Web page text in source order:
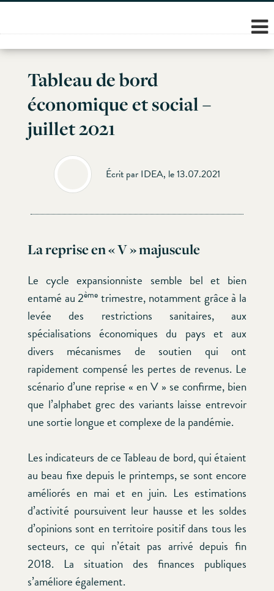
Skip
content
Tableau de bord
économique et social –
juillet 2021
Écrit par IDEA, le 13.07.2021
La reprise en « V » majuscule
Le cycle expansionniste semble bel et bien
entamé au 2ème trimestre, notamment grâce à la
levée des restrictions sanitaires, aux
spécialisations économiques du pays et aux
divers mécanismes de soutien qui ont
rapidement compensé les pertes de revenus. Le
scénario d’une reprise « en V » se confirme, bien
que l’alphabet grec des variants laisse entrevoir
une sortie longue et complexe de la pandémie.
Les indicateurs de ce Tableau de bord, qui étaient
au beau fixe depuis le printemps, se sont encore
améliorés en mai et en juin. Les estimations
d’activité poursuivent leur hausse et les soldes
d’opinions sont en territoire positif dans tous les
secteurs, ce qui n’était pas arrivé depuis fin
2018. La situation des finances publiques
s’améliore également.